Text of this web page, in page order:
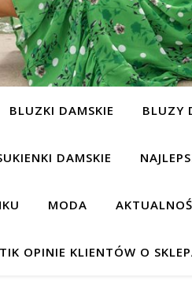
BLUZKI DAMSKIE BLUZY
DAMSKIE
MODA
OPINIE KLIENTÓW O